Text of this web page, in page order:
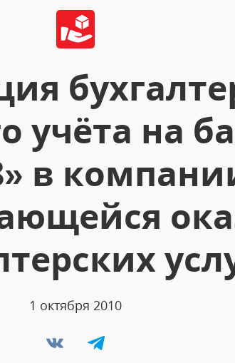
учёта на
в
1 октября 2010